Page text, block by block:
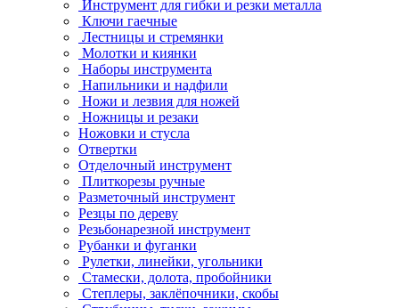
Инструмент для гибки и резки металла
Ключи гаечные
Лестницы и стремянки
Молотки и киянки
Наборы инструмента
Напильники и надфили
Ножи и лезвия для ножей
Ножницы и резаки
Ножовки и стусла
Отвертки
Отделочный инструмент
Плиткорезы ручные
Разметочный инструмент
Резцы по дереву
Резьбонарезной инструмент
Рубанки и фуганки
Рулетки, линейки, угольники
Стамески, долота, пробойники
Степлеры, заклёпочники, скобы